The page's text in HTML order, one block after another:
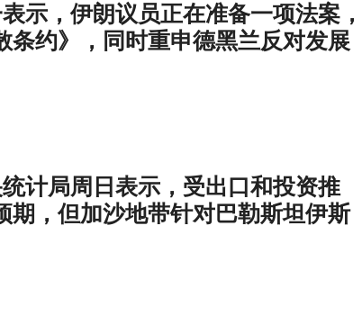
，伊朗议员正在准备一项法案，
约》，同时重申德黑兰反对发展
计局周日表示，受出口和投资推
期，但加沙地带针对巴勒斯坦伊斯